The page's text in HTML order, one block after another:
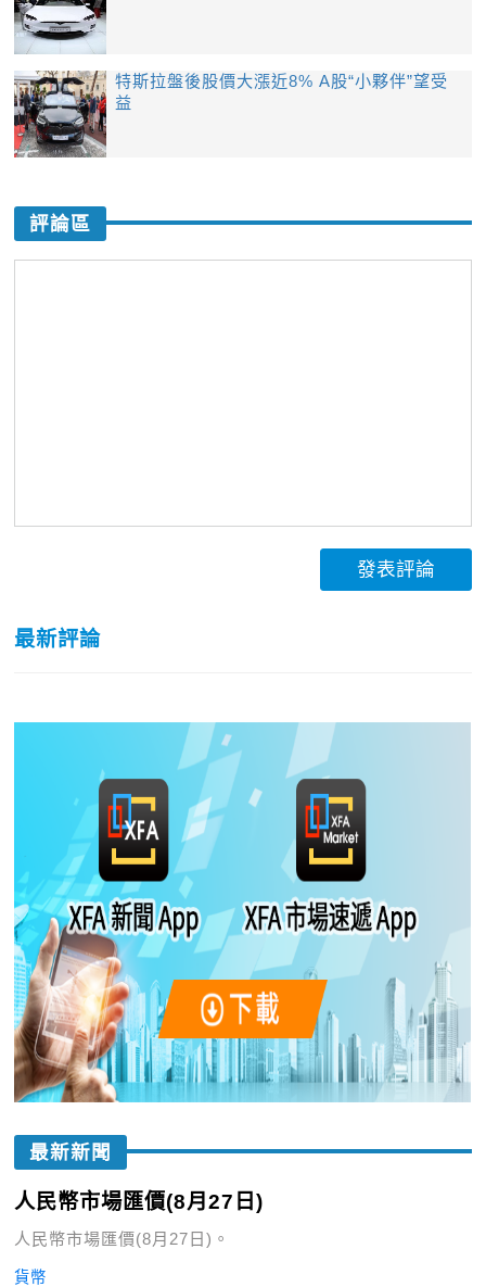
特斯拉盤後股價大漲近8% A股“小夥伴”望受
益
評論區
發表評論
最新評論
最新新聞
人民幣市場匯價(8月27日)
人民幣市場匯價(8月27日)。
貨幣